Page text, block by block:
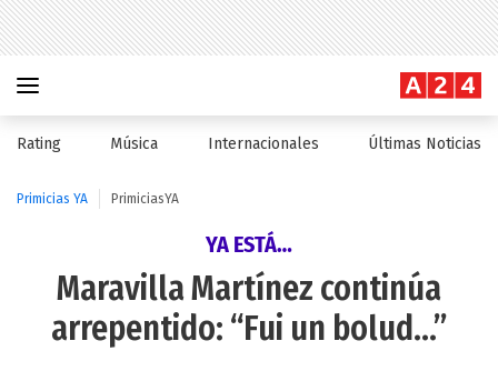
Rating Música Internacionales Últimas Noticias
Primicias YA PrimiciasYA
YA ESTÁ…
Maravilla Martínez continúa
arrepentido: “Fui un bolud…”